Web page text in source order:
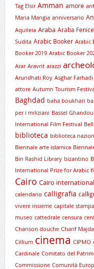
Tag Elsir Amman amore
Maria Mangia anniversario
Aquileia Araba Araba Fenice
Sudita Arabic Booker Arabic
Booker 2019 Arabic Booker
Arar Aravrit arazzi
Arundhati Roy Asghar Farhadi
attore Autumn Tourism
Baghdad baha boukhari
per i miliziani Bassel
International Film Festival
biblioteca biblioteca
Biennale arte islamica
Bin Rashid Library bizantino
International Prize for Arabic
Cairo Cairo
calendario calligrafia
vivere insieme capitale
museo cattedrale censura
Chanson douche Charif
Cillium cinema CIPMO
Cardinale Comitato del
Commissione Comunità